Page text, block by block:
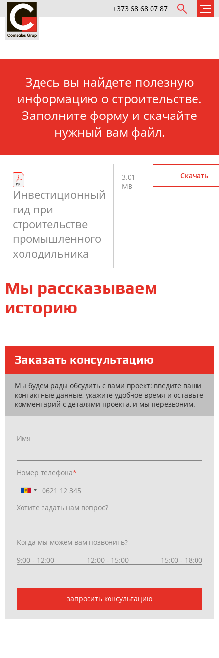
+373 68 68 07 87
Здесь вы найдете полезную
информацию о строительстве.
Заполните форму и скачайте
нужный вам файл.
Инвестиционный
гид при
строительстве
промышленного
холодильника
3.01
MB
Скачать
Мы рассказываем
историю
Заказать консультацию
Мы будем рады обсудить с вами проект: введите ваши
контактные данные, укажите удобное время и оставьте
комментарий с деталями проекта, и мы перезвоним.
Имя
Номер телефона*
Хотите задать нам вопрос?
Когда мы можем вам позвонить?
9:00 - 12:00
12:00 - 15:00 15:00 - 18:00
запросить консультацию